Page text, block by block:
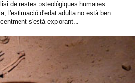
de restes osteològiques humanes.
l'estimació d'edat adulta no està ben
s'està explorant...